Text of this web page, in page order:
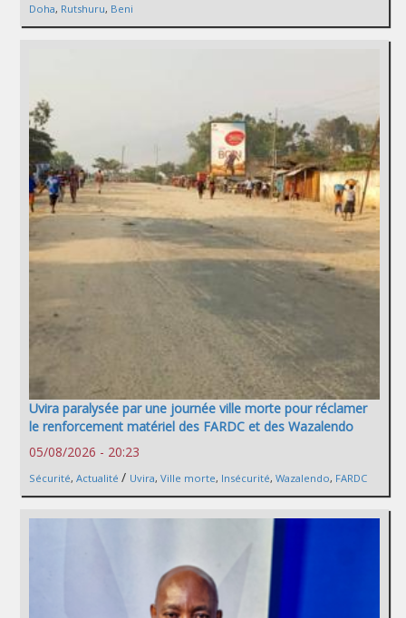
Doha, Rutshuru, Beni
Uvira paralysée par une journée ville morte pour réclamer
le renforcement matériel des FARDC et des Wazalendo
05/08/2026 - 20:23
Sécurité, Actualité / Uvira, Ville morte, Insécurité, Wazalendo, FARDC